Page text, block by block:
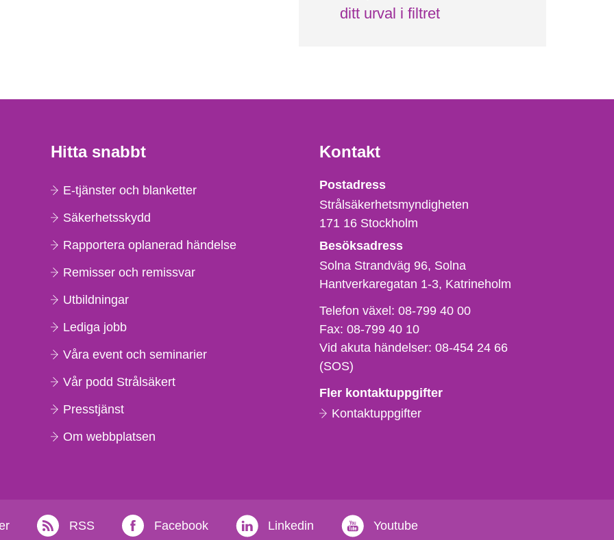
ditt urval i filtret
Hitta snabbt
E-tjänster och blanketter
Säkerhetsskydd
Rapportera oplanerad händelse
Remisser och remissvar
Utbildningar
Lediga jobb
Våra event och seminarier
Vår podd Strålsäkert
Presstjänst
Om webbplatsen
Kontakt
Strålsäkerhetsmyndigheten
Postadress
Strålsäkerhetsmyndigheten
171 16 Stockholm
Besöksadress
Solna Strandväg 96, Solna
Hantverkaregatan 1-3 Katrineholm
Telefon,
fax
och
e-
Telefon växel:08-799 40 00
Fax:08-799 40 10
Vid akuta händelser:08-454 24 66
(SOS)
Fler kontaktuppgifter
Kontaktuppgifter
RSS Facebook Linkedin Youtube